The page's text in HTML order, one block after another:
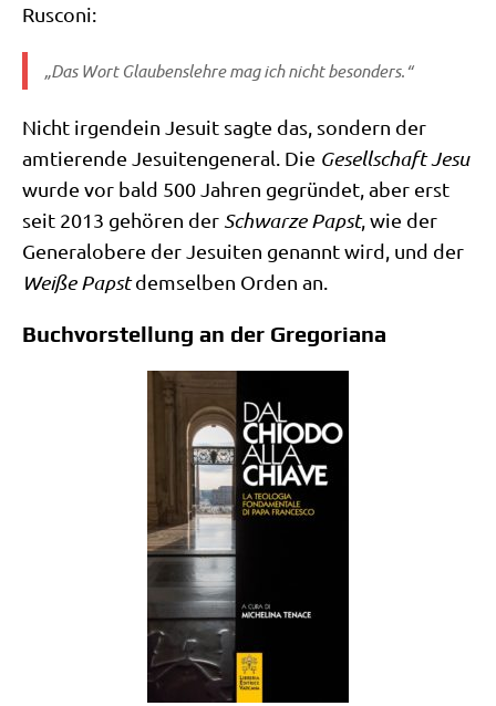
Rusconi:
„Das Wort Glau­bens­leh­re mag ich nicht besonders.“
Nicht irgend­ein Jesu­it sag­te das, son­dern der
amtie­ren­de Jesui­ten­ge­ne­ral. Die Gesell­schaft Jesu
wur­de vor bald 500 Jah­ren gegrün­det, aber erst
seit 2013 gehö­ren der Schwar­ze Papst, wie der
Gene­ral­obe­re der Jesui­ten genannt wird, und der
Wei­ße Papstdem­sel­ben Orden an.
Buchvorstellung an der Gregoriana